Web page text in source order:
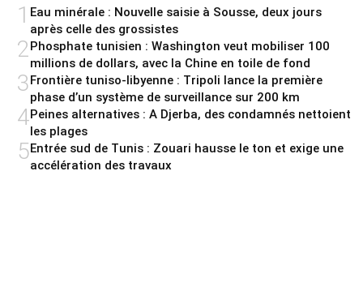
1 Eau minérale : Nouvelle saisie à Sousse, deux jours
après celle des grossistes
2Phosphate tunisien : Washington veut mobiliser 100
millions de dollars, avec la Chine en toile de fond
3Frontière tuniso-libyenne : Tripoli lance la première
phase d’un système de surveillance sur 200 km
4Peines alternatives : A Djerba, des condamnés nettoient
les plages
5Entrée sud de Tunis : Zouari hausse le ton et exige une
accélération des travaux